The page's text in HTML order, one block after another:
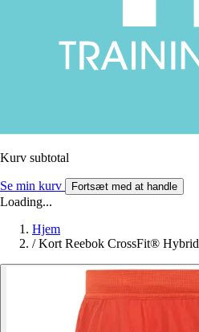
Kurv subtotal
Se min kurv Fortsæt med at handle
Loading...
Hjem
/ Kort Reebok CrossFit® Hybrid